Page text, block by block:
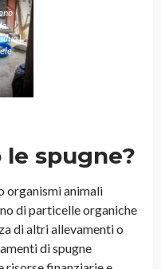
|
spugne?
organismi animali
di particelle organiche
di altri allevamenti o
di spugne